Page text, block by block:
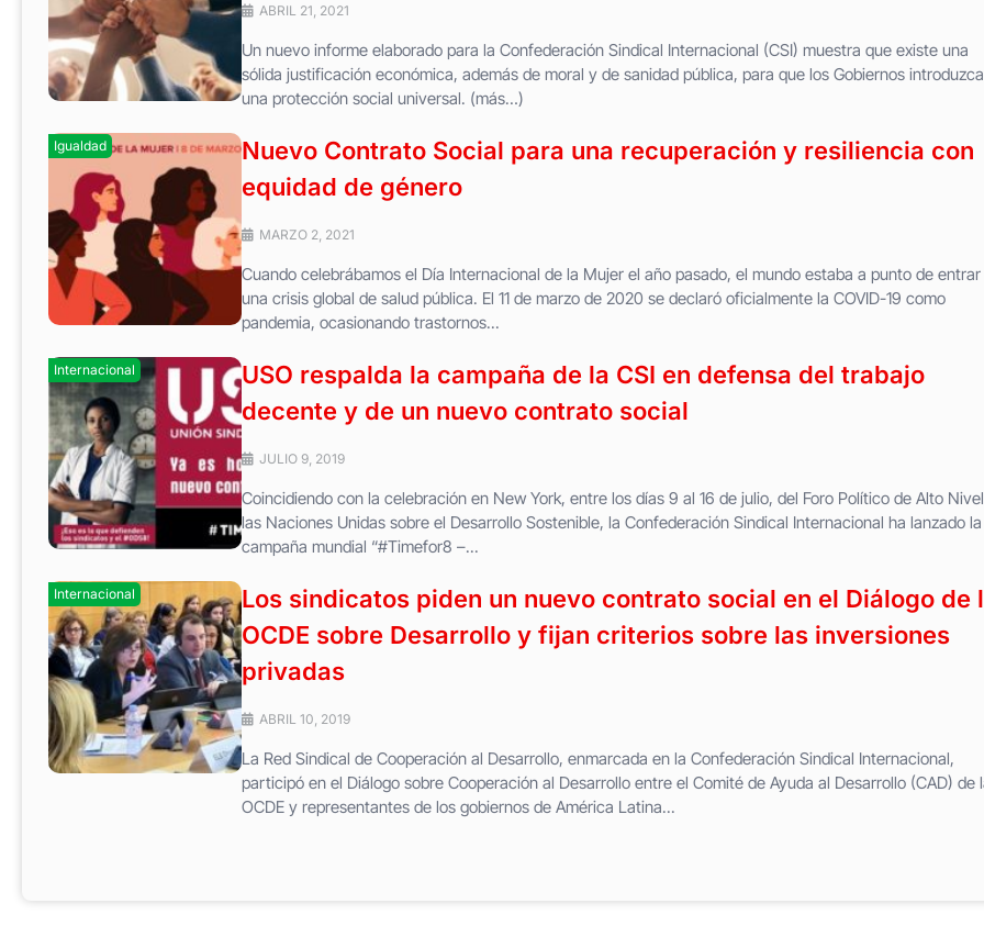
ABRIL 21, 2021
Un nuevo informe elaborado para la Confederación Sindical Internacional (CSI) muestra que existe una
sólida justificación económica, además de moral y de sanidad pública, para que los Gobiernos
una protección social universal. (más…)
Igualdad
Nuevo Contrato Social para una recuperación y resiliencia con
equidad de género
MARZO 2, 2021
Cuando celebrábamos el Día Internacional de la Mujer el año pasado, el mundo estaba a punto de entrar
una crisis global de salud pública. El 11 de marzo de 2020 se declaró oficialmente la COVID-19 como
pandemia, ocasionando trastornos...
Internacional
USO respalda la campaña de la CSI en defensa del trabajo
decente y de un nuevo contrato social
JULIO 9, 2019
Coincidiendo con la celebración en New York, entre los días 9 al 16 de julio, del Foro Político de Alto
las Naciones Unidas sobre el Desarrollo Sostenible, la Confederación Sindical Internacional ha lanzado la
campaña mundial “#Timefor8 –...
Internacional
Los sindicatos piden un nuevo contrato social en el Diálogo de
OCDE sobre Desarrollo y fijan criterios sobre las inversiones
privadas
ABRIL 10, 2019
La Red Sindical de Cooperación al Desarrollo, enmarcada en la Confederación Sindical Internacional,
participó en el Diálogo sobre Cooperación al Desarrollo entre el Comité de Ayuda al Desarrollo (CAD) de
OCDE y representantes de los gobiernos de América Latina...